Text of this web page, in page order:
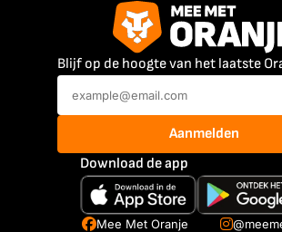
Blijf op de hoogte van het laatste
Aanmelden
Download de app
Mee Met Oranje